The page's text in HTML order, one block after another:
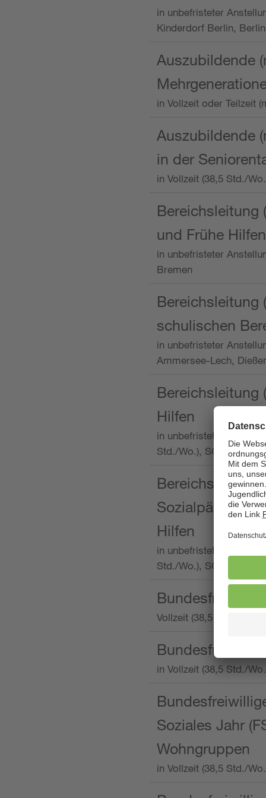
in unbefristeter
Kinderdorf Berlin, Berlin
Auszubildende
in Vollzeit oder Teilzeit
Auszubildende
in der
in Vollzeit (38,5 Std./
Bereichsleitung
und Frühe Hilfen
in unbefristeter
Bremen
Bereichsleitung
schulischen
in unbefristeter
Ammersee-Lech,
Bereichsleitung
Hilfen
in unbefristeter
Std./Wo.), SOS-
Bereichsleitung
Hilfen
in unbefristeter
Std./Wo.), SOS-
Vollzeit (38,5 Stunden
in Vollzeit (38,5 Std./
Soziales Jahr
Wohngruppen
in Vollzeit (38,5 Std./